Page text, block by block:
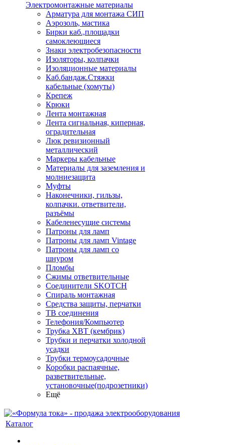
Электромонтажные материалы
Арматура для монтажа СИП
Аэрозоль, мастика
Бирки каб.,площадки
самоклеющиеся
Знаки электробезопасности
Изоляторы, колпачки
Изоляционные материалы
Каб.бандаж.Стяжки
кабельные (хомуты)
Крепеж
Крюки
Лента монтажная
Лента сигнальная, киперная,
оградительная
Люк ревизионный
металлический
Маркеры кабельные
Материалы для заземления и
молниезащита
Муфты
Наконечники, гильзы,
колпачки. ответвители,
разъёмы
Кабеленесущие системы
Патроны для ламп
Патроны для ламп Vintage
Патроны для ламп со
шнуром
Пломбы
Сжимы ответвительные
Соединители SKOTCH
Спираль монтажная
Средства защиты, перчатки
ТВ соединения
Телефония/Компьютер
Трубка ХВТ (кембрик)
Трубки и перчатки холодной
усадки
Трубки термоусадочные
Коробки распаячные,
разветвительные,
установочные(подрозетники)
Ещё
Каталог